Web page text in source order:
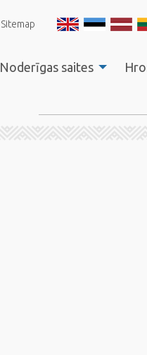
Sitemap
Noderīgas saites